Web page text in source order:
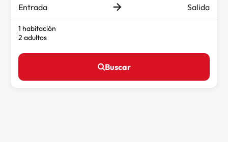
Entrada Salida
1 habitación
2 adultos
Buscar